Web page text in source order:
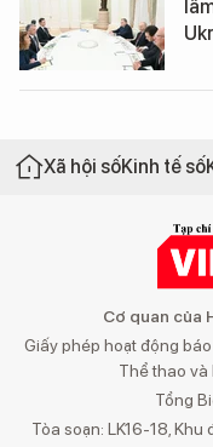
Xã hội sốKinh tế số
Cơ quan của
Giấy phép hoạt động
Thể thao và
Tổng
Tòa soạn: LK16-18,